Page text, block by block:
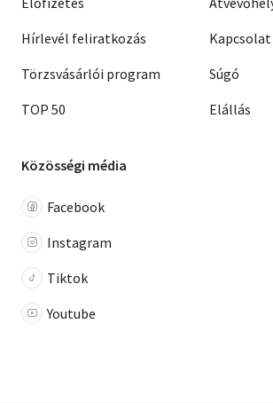
Hírlevél feliratkozás
Törzsvásárlói program
TOP 50
Kapcsolat
Súgó
Elállás
Közösségi média
Facebook
Instagram
Tiktok
Youtube